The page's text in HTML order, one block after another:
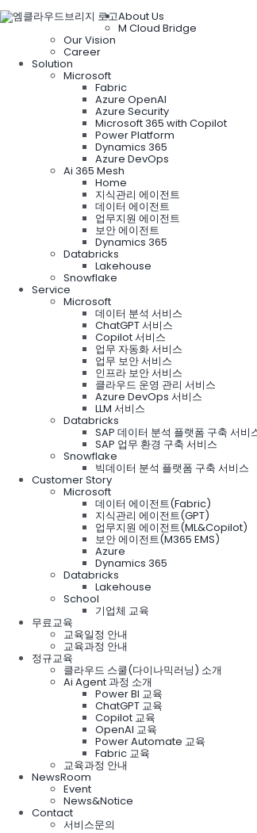
About Us
M Cloud Bridge
Our Vision
Career
Solution
Microsoft
Fabric
Azure OpenAI
Azure Security
Microsoft 365 with Copilot
Power Platform
Dynamics 365
Azure DevOps
Ai 365 Mesh
Home
지식관리 에이전트
데이터 에이전트
업무지원 에이전트
보안 에이전트
Dynamics 365
Databricks
Lakehouse
Snowflake
Service
Microsoft
데이터 분석 서비스
ChatGPT 서비스
Copilot 서비스
업무 자동화 서비스
업무 보안 서비스
인프라 보안 서비스
클라우드 운영 관리 서비스
Azure DevOps 서비스
LLM 서비스
Databricks
SAP 데이터 분석 플랫폼 구축 서비
SAP 업무 환경 구축 서비스
Snowflake
빅데이터 분석 플랫폼 구축 서비스
Customer Story
Microsoft
데이터 에이전트(Fabric)
지식관리 에이전트(GPT)
업무지원 에이전트(ML&Copilot)
보안 에이전트(M365 EMS)
Azure
Dynamics 365
Databricks
Lakehouse
School
기업체 교육
무료교육
교육일정 안내
교육과정 안내
정규교육
클라우드 스쿨(다이나믹러닝) 소개
Ai Agent 과정 소개
Power BI 교육
ChatGPT 교육
Copilot 교육
OpenAI 교육
Power Automate 교육
Fabric 교육
교육과정 안내
NewsRoom
Event
News&Notice
Contact
서비스문의